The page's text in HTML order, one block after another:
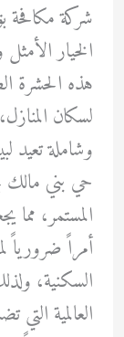
شركة
الخيار
هذه الحشرة
لسكان
وشاملة تعيد
حي بني مالك
المستمر، مما
أمراً ضرورياً
السكنية،
العالمية